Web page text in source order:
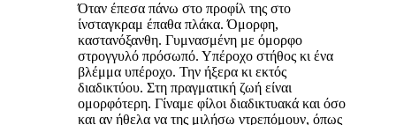
Όταν έπεσα πάνω στο προφίλ της στο
ίνσταγκραμ έπαθα πλάκα. Όμορφη,
καστανόξανθη. Γυμνασμένη με όμορφο
στρογγυλό πρόσωπό. Υπέροχο στήθος κι ένα
βλέμμα υπέροχο. Την ήξερα κι εκτός
διαδικτύου. Στη πραγματική ζωή είναι
ομορφότερη. Γίναμε φίλοι διαδικτυακά και όσο
και αν ήθελα να της μιλήσω ντρεπόμουν, όπως